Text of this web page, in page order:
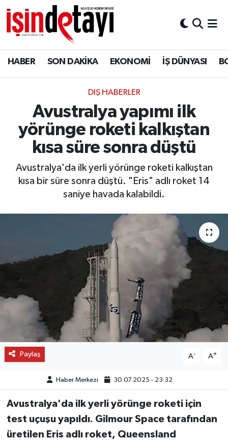
HABER SON DAKİKA EKONOMİ İŞ DÜNYASI
DIŞ HABERLER
Avustralya yapımı ilk
yörünge roketi kalkıştan
kısa süre sonra düştü
Avustralya'da ilk yerli yörünge roketi kalkıştan
kısa bir süre sonra düştü. "Eris" adlı roket 14
saniye havada kalabildi.
Paylaş A- A+
Haber Merkezi 30.07.2025 - 23:32
Avustralya'da ilk yerli yörünge roketi için
test uçuşu yapıldı. Gilmour Space tarafından
üretilen Eris adlı roket, Queensland
DÜNYA
Eğitim
ENERJİ HABERİ
GAYRİMENKUL
HABER
LOJİSTİK
SON DAKİKA
SPOR
FİNANS
Nöbetçi Eczaneler
Hava Durumu
İstanbul Namaz Vakitleri
Trafik Durumu
Süper Lig Puan Durumu ve Fikstür
Tüm Manşetler
Son Dakika Haberleri